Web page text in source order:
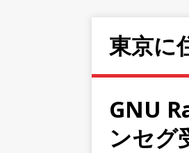
東京に
GNU
ンセグ